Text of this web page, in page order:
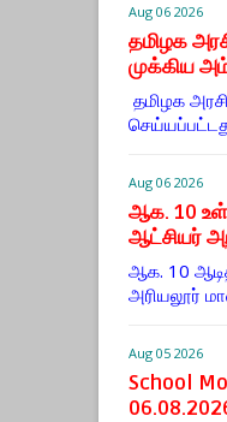
Aug 06 2026
தமிழக
முக்கிய
தமிழக
Aug 06 2026
ஆக. 10
ஆட்சியர்
ஆக. 10
அரியலூர்
Aug 05 2026
School